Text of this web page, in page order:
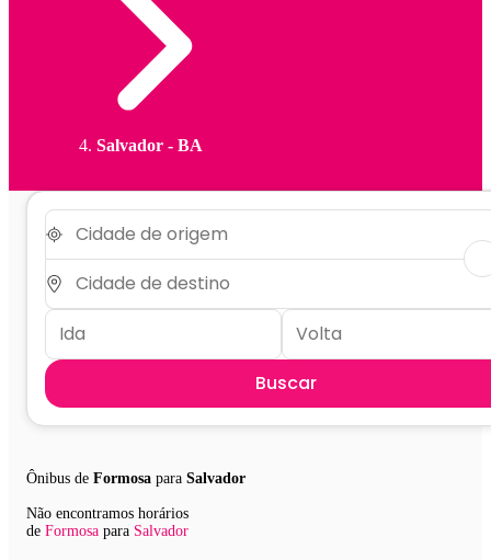
Salvador - BA
Buscar
Ônibus de Formosa para Salvador
Não encontramos horários
de Formosa para Salvador